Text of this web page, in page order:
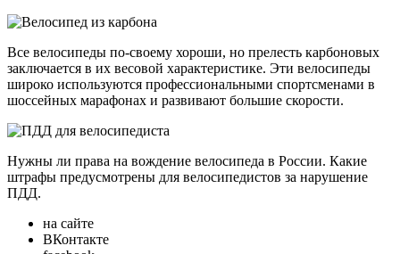
Все велосипеды по-своему хороши, но прелесть карбоновых
заключается в их весовой характеристике. Эти велосипеды
широко используются профессиональными спортсменами в
шоссейных марафонах и развивают большие скорости.
Нужны ли права на вождение велосипеда в России. Какие
штрафы предусмотрены для велосипедистов за нарушение
ПДД.
на сайте
ВКонтакте